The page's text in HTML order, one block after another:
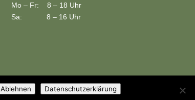
Mo – Fr: 8 – 18 Uhr
Sa: 8 – 16 Uhr
Ablehnen Datenschutzerklärung